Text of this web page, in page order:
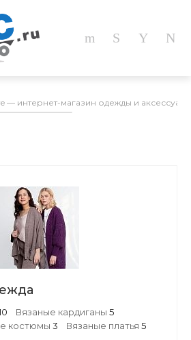
— интернет-магазин одежды и
Вязаные кардиганы 5
костюмы 3 Вязаные платья 5